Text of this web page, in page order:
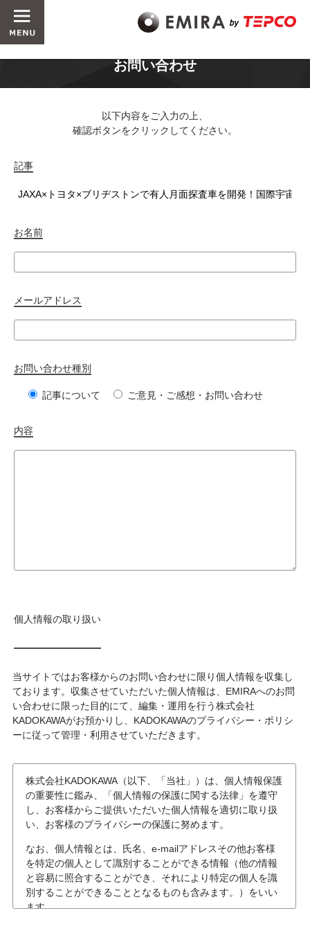
お問い合わせ
以下内容をご入力の上、
確認ボタンをクリックしてください。
記事
お名前
メールアドレス
お問い合わせ種別
記事について ご意見・ご感想・お問い合わせ
内容
個人情報の取り扱い
当サイトではお客様からのお問い合わせに限り個人情報を収集し
ております。収集させていただいた個人情報は、EMIRAへのお問
い合わせに限った目的にて、編集・運用を行う株式会社
KADOKAWAがお預かりし、KADOKAWAのプライバシー・ポリシ
ーに従って管理・利用させていただきます。
株式会社KADOKAWA（以下、「当社」）は、個人情報保護
の重要性に鑑み、「個人情報の保護に関する法律」を遵守
し、お客様からご提供いただいた個人情報を適切に取り扱
い、お客様のプライバシーの保護に努めます。
なお、個人情報とは、氏名、e-mailアドレスその他お客様
を特定の個人として識別することができる情報（他の情報
と容易に照合することができ、それにより特定の個人を識
別することができることとなるものも含みます。）をいい
ます。